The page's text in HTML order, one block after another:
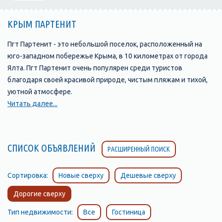
КРЫМ ПАРТЕНИТ
Пгт Партенит - это небольшой поселок, расположенный на
юго-западном побережье Крыма, в 10 километрах от города
Ялта. Пгт Партенит очень популярен среди туристов
благодаря своей красивой природе, чистым пляжам и тихой,
уютной атмосфере.
для отдыха и развлечений: водные виды спорта, зонты и
лежаки, кафе и рестораны, а также различные развлечения
Достопримечательности Пгт Партенита включают в себя
замок Гагариных, построенный в XIX веке в средневековом
стиле. Замок находится на горе и представляет собой
Читать далее...
СПИСОК ОБЪЯВЛЕНИЙ РАСШИРЕННЫЙ ПОИСК
Сортировка: Новые сверху Дешевые сверху
Дорогие сверху
Тип недвижимости: Все Гостиница